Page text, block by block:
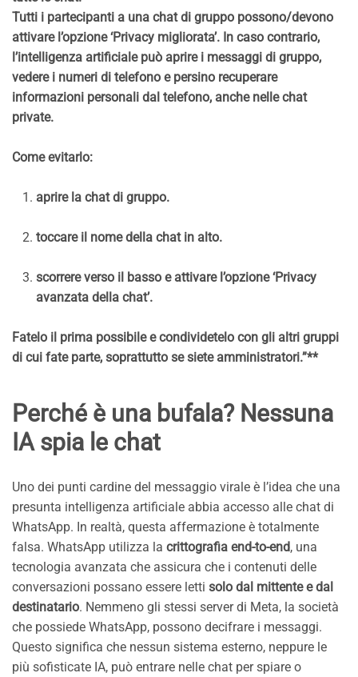
Tutti i partecipanti a una chat di gruppo possono/devono
attivare l’opzione ‘Privacy migliorata’. In caso contrario,
l’intelligenza artificiale può aprire i messaggi di gruppo,
vedere i numeri di telefono e persino recuperare
informazioni personali dal telefono, anche nelle chat
private.
Come evitarlo:
aprire la chat di gruppo.
toccare il nome della chat in alto.
scorrere verso il basso e attivare l’opzione ‘Privacy
avanzata della chat’.
Fatelo il prima possibile e condividetelo con gli altri gruppi
di cui fate parte, soprattutto se siete amministratori.”**
Perché è una bufala? Nessuna
IA spia le chat
Uno dei punti cardine del messaggio virale è l’idea che una
presunta intelligenza artificiale abbia accesso alle chat di
WhatsApp. In realtà, questa affermazione è totalmente
falsa. WhatsApp utilizza la crittografia end-to-end, una
tecnologia avanzata che assicura che i contenuti delle
conversazioni possano essere letti solo dal mittente e dal
destinatario. Nemmeno gli stessi server di Meta, la società
che possiede WhatsApp, possono decifrare i messaggi.
Questo significa che nessun sistema esterno, neppure le
più sofisticate IA, può entrare nelle chat per spiare o